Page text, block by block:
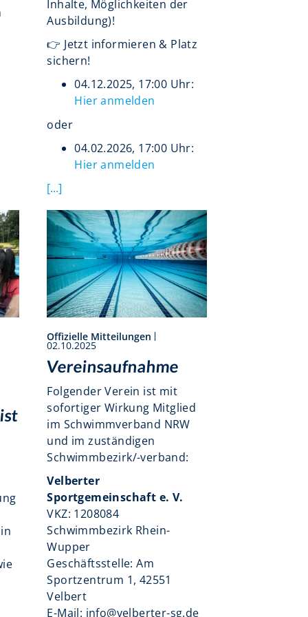
Inhalte, Möglichkeiten der
Ausbildung)!
👉 Jetzt informieren & Platz
sichern!
04.12.2025, 17:00 Uhr:
Hier anmelden
oder
04.02.2026, 17:00 Uhr:
Hier anmelden
[...]
Offizielle Mitteilungen
02.10.2025
Vereinsaufnahme
Folgender Verein ist mit
sofortiger Wirkung Mitglied
im Schwimmverband NRW
und im zuständigen
Schwimmbezirk/-verband:
Velberter
Sportgemeinschaft e. V.
VKZ: 1208084
Schwimmbezirk Rhein-
Wupper
Geschäftsstelle: Am
Sportzentrum 1, 42551
Velbert
E-Mail: info@velberter-sg.de